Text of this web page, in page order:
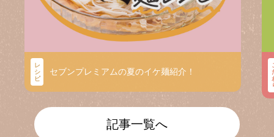
レ
シ
ピ
セブンプレミアムの夏のイケ麺紹介！
記事一覧へ